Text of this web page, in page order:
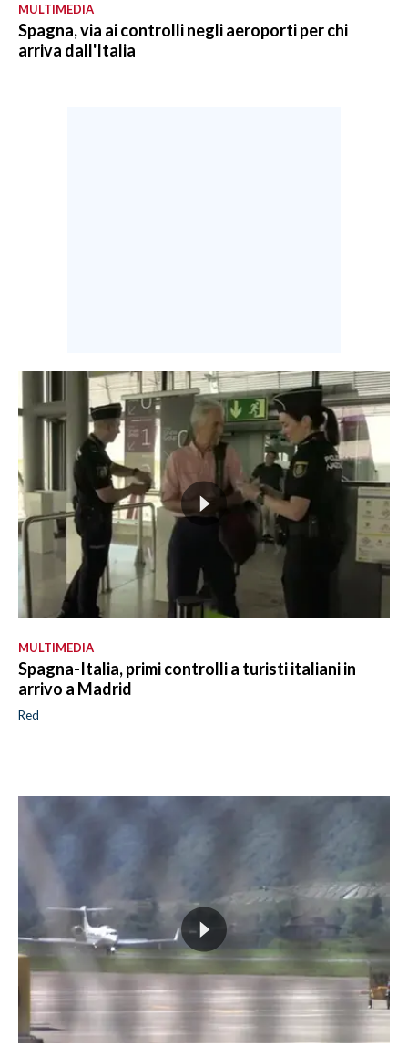
MULTIMEDIA
Spagna, via ai controlli negli aeroporti per chi
arriva dall'Italia
MULTIMEDIA
Spagna-Italia, primi controlli a turisti italiani in
arrivo a Madrid
Red